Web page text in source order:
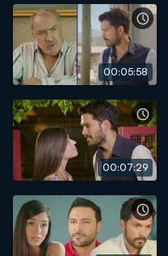
00:05:58
00:07:29